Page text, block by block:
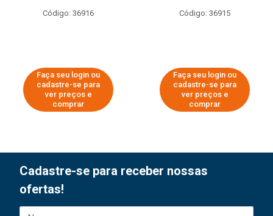
Código: 36916
Faça seu login ou
cadastre-se para
ver preços e
comprar
Código: 36915
Faça seu login ou
cadastre-se para
ver preços e
comprar
Cadastre-se para receber nossas
ofertas!